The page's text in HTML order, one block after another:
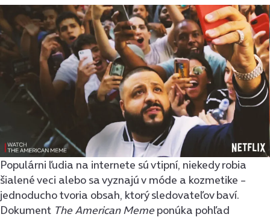
Populárni ľudia na internete sú vtipní, niekedy robia
šialené veci alebo sa vyznajú v móde a kozmetike –
jednoducho tvoria obsah, ktorý sledovateľov baví.
Dokument The American Memeponúka pohľad